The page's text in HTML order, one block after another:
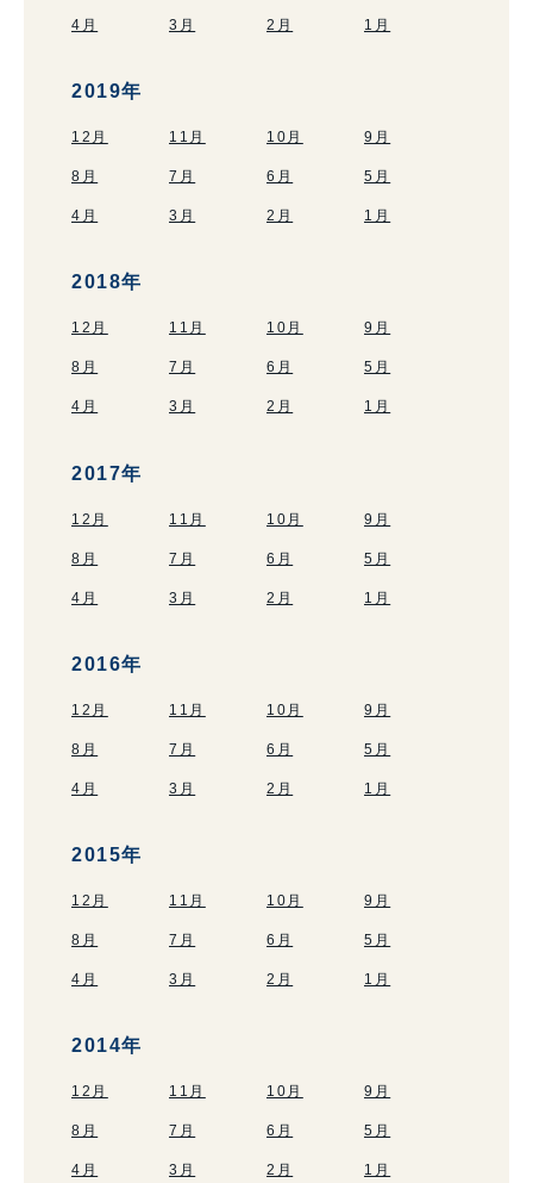
4月 3月 2月 1月
2019年
12月 11月 10月 9月
8月 7月 6月 5月
4月 3月 2月 1月
2018年
12月 11月 10月 9月
8月 7月 6月 5月
4月 3月 2月 1月
2017年
12月 11月 10月 9月
8月 7月 6月 5月
4月 3月 2月 1月
2016年
12月 11月 10月 9月
8月 7月 6月 5月
4月 3月 2月 1月
2015年
12月 11月 10月 9月
8月 7月 6月 5月
4月 3月 2月 1月
2014年
12月 11月 10月 9月
8月 7月 6月 5月
4月 3月 2月 1月